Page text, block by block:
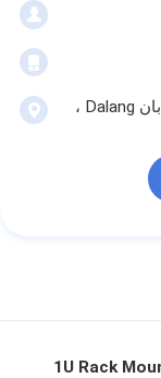
پارک صنعتی Takfly ، انجمن Tongsheng ، خیابان Dalang ،
1U Rack Mount 96F MPO-